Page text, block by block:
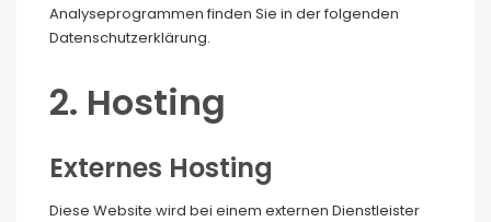
Analyseprogrammen finden Sie in der folgenden
Datenschutzerklärung.
2. Hosting
Externes Hosting
Diese Website wird bei einem externen Dienstleister